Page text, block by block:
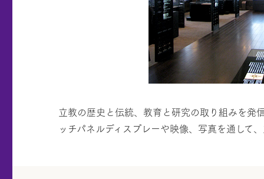
立教の歴史と伝統、教育と研究の取り組みを
ッチパネルディスプレーや映像、写真を通して